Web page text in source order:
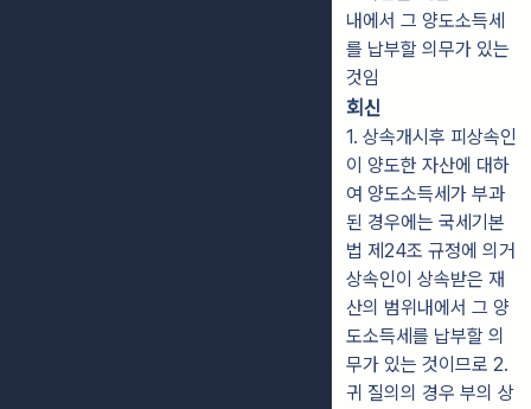
내에서 그 양도소득세
를 납부할 의무가 있는
것임
회신
1. 상속개시후 피상속인
이 양도한 자산에 대하
여 양도소득세가 부과
된 경우에는 국세기본
법 제24조 규정에 의거
상속인이 상속받은 재
산의 범위내에서 그 양
도소득세를 납부할 의
무가 있는 것이므로 2.
귀 질의의 경우 부의 상